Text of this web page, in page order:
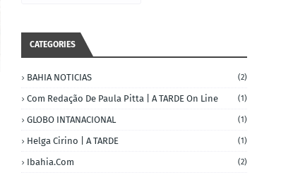
CATEGORIES
BAHIA NOTICIAS (2)
Com Redação De Paula Pitta | A TARDE On Line (1)
GLOBO INTANACIONAL (1)
Helga Cirino | A TARDE (1)
Ibahia.com (2)